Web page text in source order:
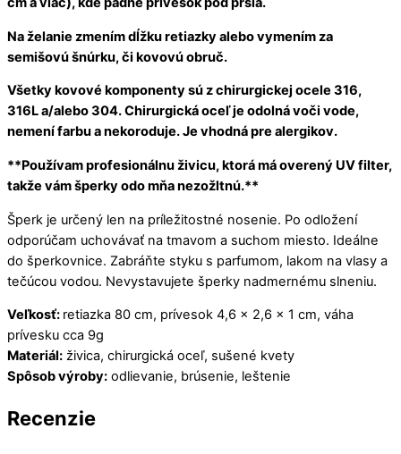
Na želanie zmením dĺžku retiazky alebo vymením za
semišovú šnúrku, či kovovú obruč.
Všetky kovové komponenty sú z chirurgickej ocele 316,
316L a/alebo 304.Chirurgická oceľ je odolná voči vode,
nemení farbu a nekoroduje. Je vhodná pre alergikov.
**Používam profesionálnu živicu, ktorá má overený UV filter,
takže vám šperky odo mňa nezožltnú.**
Šperk je určený len na príležitostné nosenie. Po odložení
odporúčam uchovávať na tmavom a suchom miesto. Ideálne
do šperkovnice. Zabráňte styku s parfumom, lakom na vlasy a
tečúcou vodou. Nevystavujete šperky nadmernému slneniu.
Veľkosť: retiazka 80 cm, prívesok 4,6 x 2,6 x 1 cm, váha
prívesku cca 9g
Materiál: živica, chirurgická oceľ, sušené kvety
Spôsob výroby: odlievanie, brúsenie, leštenie
Recenzie